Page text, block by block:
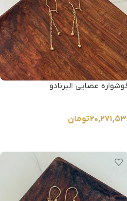
عصایی البرنادو
تومان